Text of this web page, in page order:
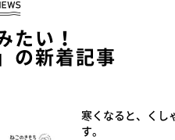
たい！
の新着記事
寒くなると、くし
す。